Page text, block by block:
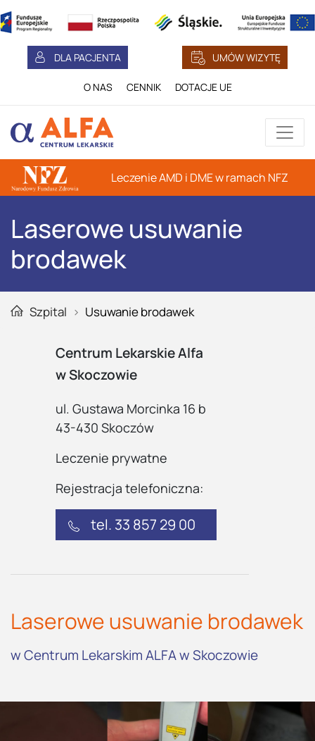
DLA PACJENTA UMÓW WIZYTĘ
O NAS CENNIK DOTACJE UE
Leczenie AMD i DME w ramach NFZ
Laserowe usuwanie
brodawek
Głowna strona serwisu
Szpital Usuwanie brodawek
Centrum Lekarskie Alfa
w Skoczowie
ul. Gustawa Morcinka 16 b
43-430 Skoczów
Leczenie prywatne
Rejestracja telefoniczna:
tel. 33 857 29 00
Laserowe usuwanie brodawek
w Centrum Lekarskim ALFA w Skoczowie